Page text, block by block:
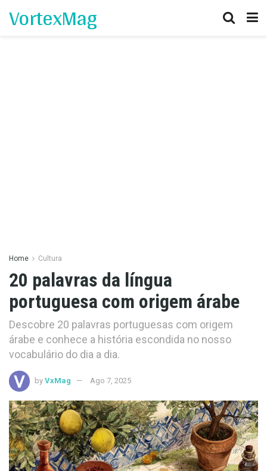
VortexMag
Home Cultura
20 palavras da língua
portuguesa com origem árabe
Descobre 20 palavras portuguesas com origem
árabe e conhece a história escondida no nosso
vocabulário do dia a dia.
by VxMag Ago 7, 2025